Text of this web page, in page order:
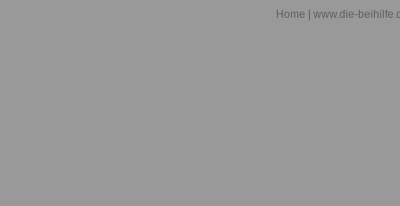
Argenbühl -
Home | www.die-